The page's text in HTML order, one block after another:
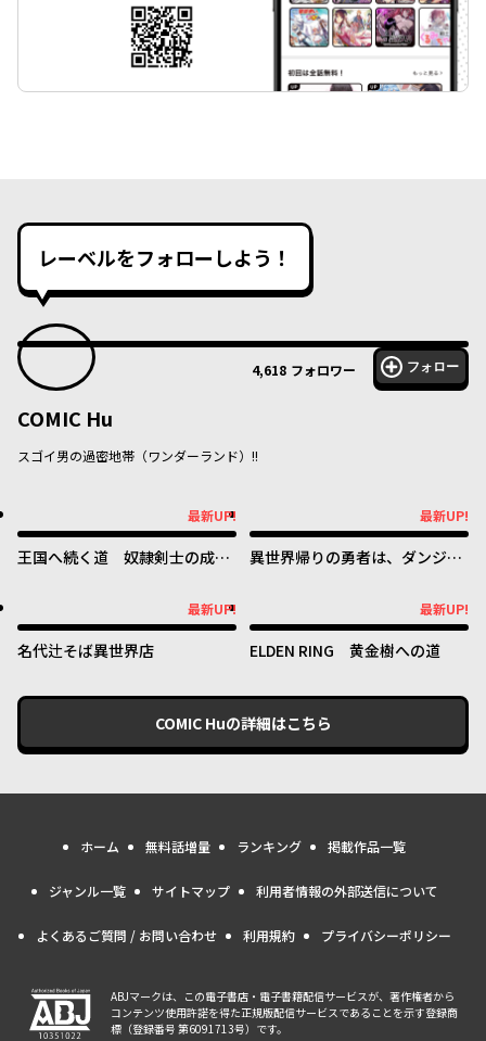
レーベルをフォローしよう！
4,618 フォロワー フォロー
COMIC Hu
スゴイ男の過密地帯（ワンダーランド）!!
最新UP!
王国へ続く道 奴隷剣士の成り
最新UP!
異世界帰りの勇者は、ダンジョ
フルエンサーになって金を稼ぎ
ます！
最新UP!
名代辻そば異世界店
最新UP!
ELDEN RING 黄金樹への道
COMIC Huの詳細はこちら
ホーム 無料話増量 ランキング 掲載作品一覧
ジャンル一覧 サイトマップ 利用者情報の外部送信について
よくあるご質問 / お問い合わせ 利用規約 プライバシーポリシー
ABJマークは、この電子書店・電子書籍配信サービスが、著作権者から
コンテンツ使用許諾を得た正規版配信サービスであることを示す登録商
標（登録番号 第6091713号）です。